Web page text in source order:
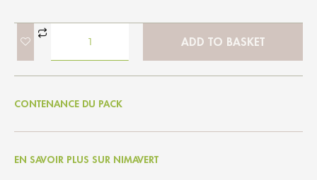
ADD TO BASKET
CONTENANCE DU PACK
EN SAVOIR PLUS SUR NIMAVERT